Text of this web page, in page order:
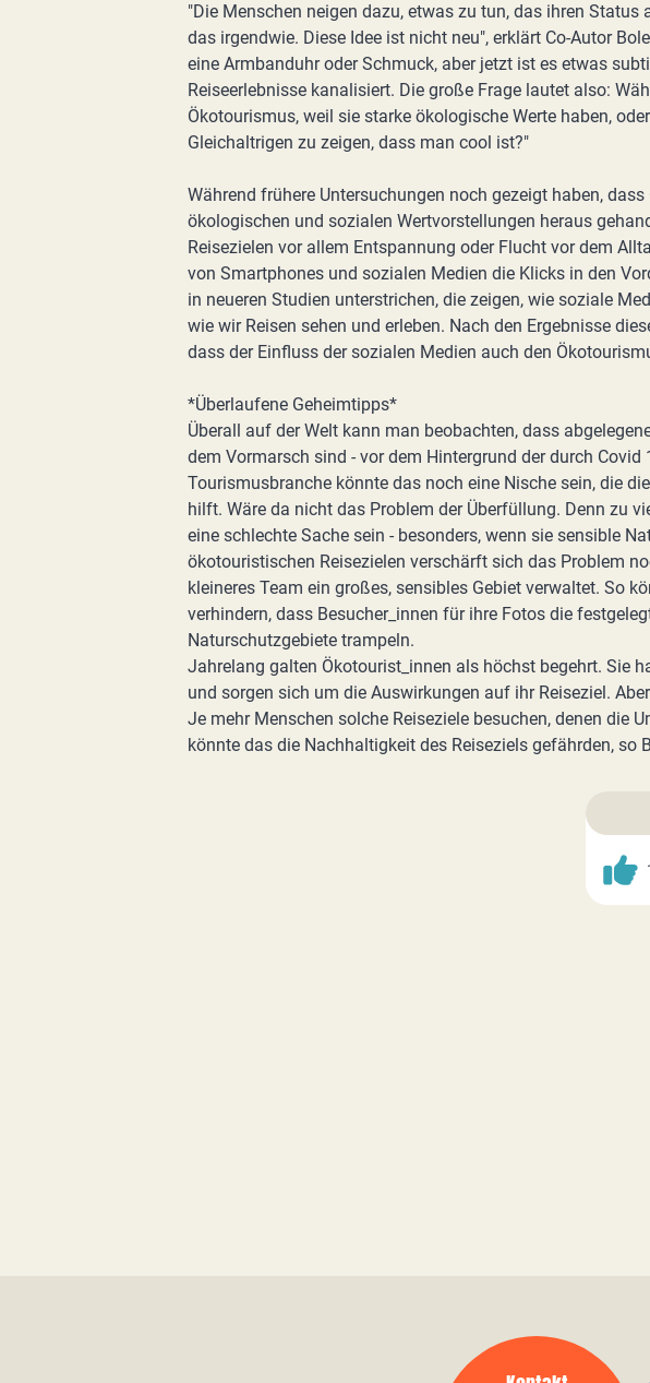
"Die Menschen neigen dazu, etwas zu tun, das ihren Status
das irgendwie. Diese Idee ist nicht neu", erklärt Co-Autor
eine Armbanduhr oder Schmuck, aber jetzt ist es etwas
Reiseerlebnisse kanalisiert. Die große Frage lautet also:
Ökotourismus, weil sie starke ökologische Werte haben,
Gleichaltrigen zu zeigen, dass man cool ist?"
Während frühere Untersuchungen noch gezeigt haben,
ökologischen und sozialen Wertvorstellungen heraus
Reisezielen vor allem Entspannung oder Flucht vor dem
von Smartphones und sozialen Medien die Klicks in den
in neueren Studien unterstrichen, die zeigen, wie soziale
wie wir Reisen sehen und erleben. Nach den Ergebnisse
dass der Einfluss der sozialen Medien auch den
*Überlaufene Geheimtipps*
Überall auf der Welt kann man beobachten, dass
dem Vormarsch sind - vor dem Hintergrund der durch Covid
Tourismusbranche könnte das noch eine Nische sein, die
hilft. Wäre da nicht das Problem der Überfüllung. Denn zu
eine schlechte Sache sein - besonders, wenn sie sensible
ökotouristischen Reisezielen verschärft sich das Problem
kleineres Team ein großes, sensibles Gebiet verwaltet. So
verhindern, dass Besucher_innen für ihre Fotos die
Naturschutzgebiete trampeln.
Jahrelang galten Ökotourist_innen als höchst begehrt. Sie
und sorgen sich um die Auswirkungen auf ihr Reiseziel.
Je mehr Menschen solche Reiseziele besuchen, denen die
könnte das die Nachhaltigkeit des Reiseziels gefährden, so